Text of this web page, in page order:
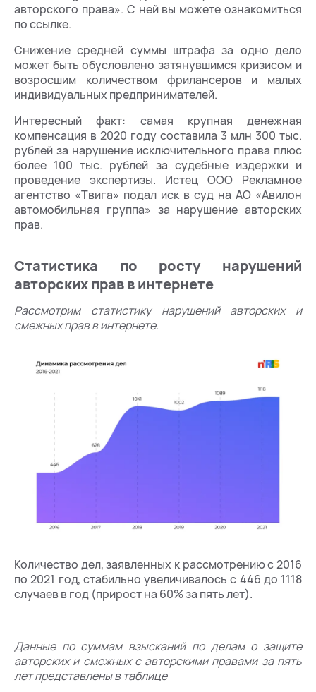
авторского права». С ней вы можете ознакомиться
по ссылке.
Снижение средней суммы штрафа за одно дело
может быть обусловлено затянувшимся кризисом и
возросшим количеством фрилансеров и малых
индивидуальных предпринимателей.
Интересный факт: самая крупная денежная
компенсация в 2020 году составила 3 млн 300 тыс.
рублей за нарушение исключительного права плюс
более 100 тыс. рублей за судебные издержки и
проведение экспертизы. Истец ООО Рекламное
агентство «Твига» подал иск в суд на АО «Авилон
автомобильная группа» за нарушение авторских
прав.
Статистика по росту нарушений
авторских прав в интернете
Рассмотрим статистику нарушений авторских и
смежных прав в интернете.
Количество дел, заявленных к рассмотрению с 2016
по 2021 год, стабильно увеличивалось с 446 до 1118
случаев в год (прирост на 60% за пять лет).
Данные по суммам взысканий по делам о защите
авторских и смежных с авторскими правами за пять
лет представлены в таблице